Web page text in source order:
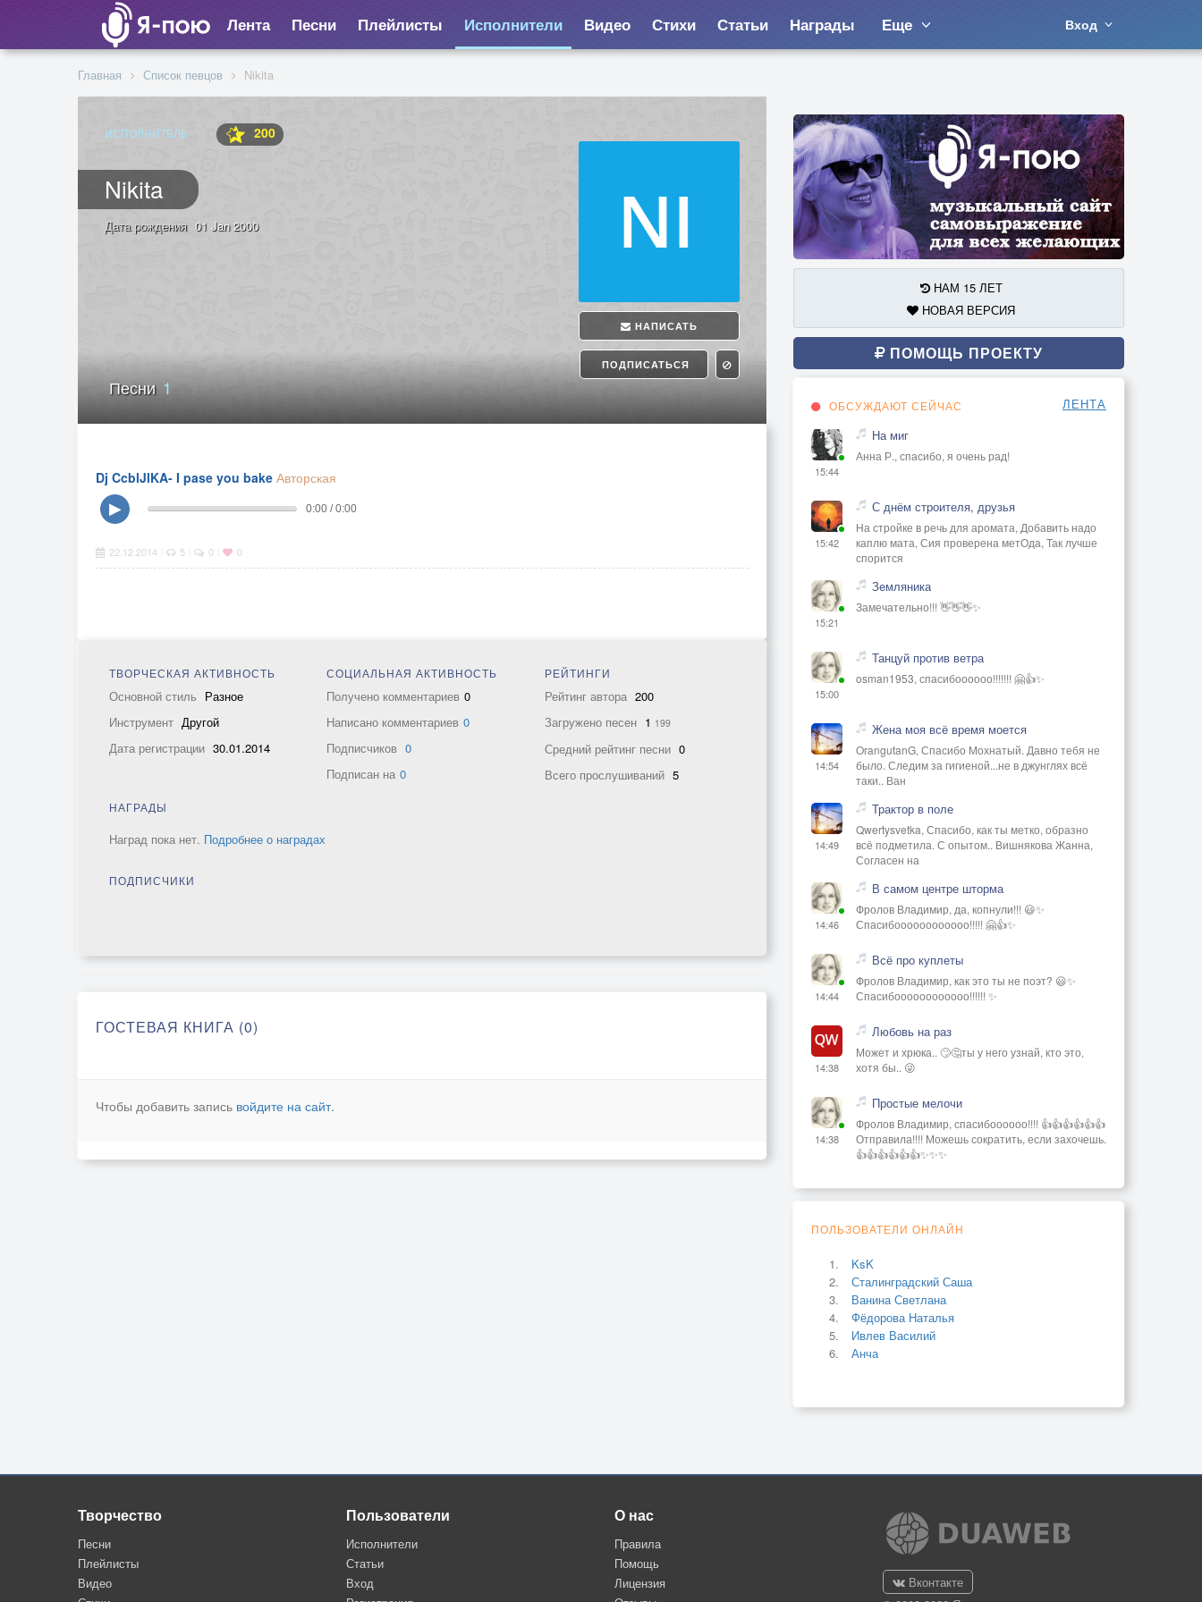
Лента Песни Плейлисты Исполнители Видео Стихи Статьи Награды Еще Вход
Главная Список певцов Nikita
ИСПОЛНИТЕЛЬ 200
Nikita
НАПИСАТЬ
ПОДПИСАТЬСЯ
Дата рождения 01 Jan 2000
Песни1
Dj CcblJlKA- I pase you bake Авторская
▶
0:00 / 0:00
22.12.2014 5 0 0
ТВОРЧЕСКАЯ АКТИВНОСТЬ
Основной стиль Разное
Инструмент Другой
Дата регистрации 30.01.2014
СОЦИАЛЬНАЯ АКТИВНОСТЬ
Получено комментариев 0
Написано комментариев 0
Подписчиков 0
Подписан на 0
РЕЙТИНГИ
Рейтинг автора 200
Загружено песен 1 199
Средний рейтинг песни 0
Всего прослушиваний 5
НАГРАДЫ
Наград пока нет. Подробнее о наградах
ПОДПИСЧИКИ
ГОСТЕВАЯ КНИГА (0)
Чтобы добавить запись войдите на сайт.
НАМ 15 ЛЕТ
НОВАЯ ВЕРСИЯ
ПОМОЩЬ ПРОЕКТУ
ОБСУЖДАЮТ СЕЙЧАС ЛЕНТА
15:44
На миг
Анна Р., спасибо, я очень рад!
15:42
С днём строителя, друзья
На стройке в речь для аромата, Добавить надо
каплю мата, Сия проверена метОда, Так лучше
спорится
15:21
Земляника
Замечательно!!! 👋👋👋✨
15:00
Танцуй против ветра
osman1953, спасибоооооо!!!!!!! 🤗👍✨
14:54
Жена моя всё время моется
OrangutanG, Спасибо Мохнатый. Давно тебя не
было. Следим за гигиеной...не в джунглях всё
таки.. Ван
14:49
Трактор в поле
Qwertysvetka, Спасибо, как ты метко, образно
всё подметила. С опытом.. Вишнякова Жанна,
Согласен на
14:46
В самом центре шторма
Фролов Владимир, да, копнули!!! 😃✨
Спасибоооооооооооо!!!!! 🤗👍✨
14:44
Всё про куплеты
Фролов Владимир, как это ты не поэт? 😃✨
Спасибоооооооооооо!!!!!! ✨
14:38
Любовь на раз
Может и хрюка.. 🙄🤔ты у него узнай, кто это,
хотя бы.. 😜
14:38
Простые мелочи
Фролов Владимир, спасибоооооо!!!! 👍👍👍👍👍👍
Отправила!!!! Можешь сократить, если захочешь.
👍👍👍👍👍👍✨✨✨
ПОЛЬЗОВАТЕЛИ ОНЛАЙН
KsK
Сталинградский Саша
Ванина Светлана
Фёдорова Наталья
Ивлев Василий
Анча
Творчество
Песни
Плейлисты
Видео
Пользователи
Исполнители
Статьи
Вход
О нас
Правила
Помощь
Лицензия
Вконтакте